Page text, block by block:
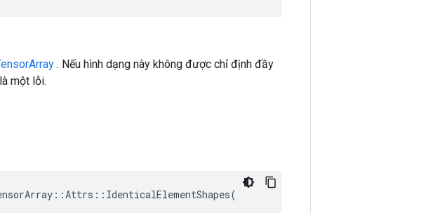
. Nếu hình dạng này không được chỉ định đầy
một lỗi.